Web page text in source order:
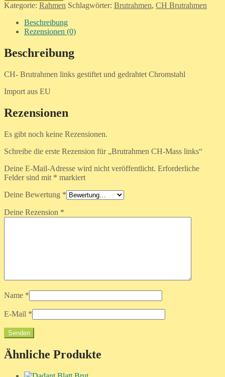
Kategorie: Rahmen Schlagwörter: Brutrahmen, CH Brutrahmen
Beschreibung
Rezensionen (0)
Beschreibung
CH- Brutrahmen links gestiftet und gedrahtet Chromstahl
Import aus EU
Rezensionen
Es gibt noch keine Rezensionen.
Schreibe die erste Rezension für „Brutrahmen CH-Mass links“
Deine E-Mail-Adresse wird nicht veröffentlicht. Erforderliche
Felder sind mit * markiert
Deine Bewertung *
Deine Rezension *
Name *
E-Mail *
Ähnliche Produkte